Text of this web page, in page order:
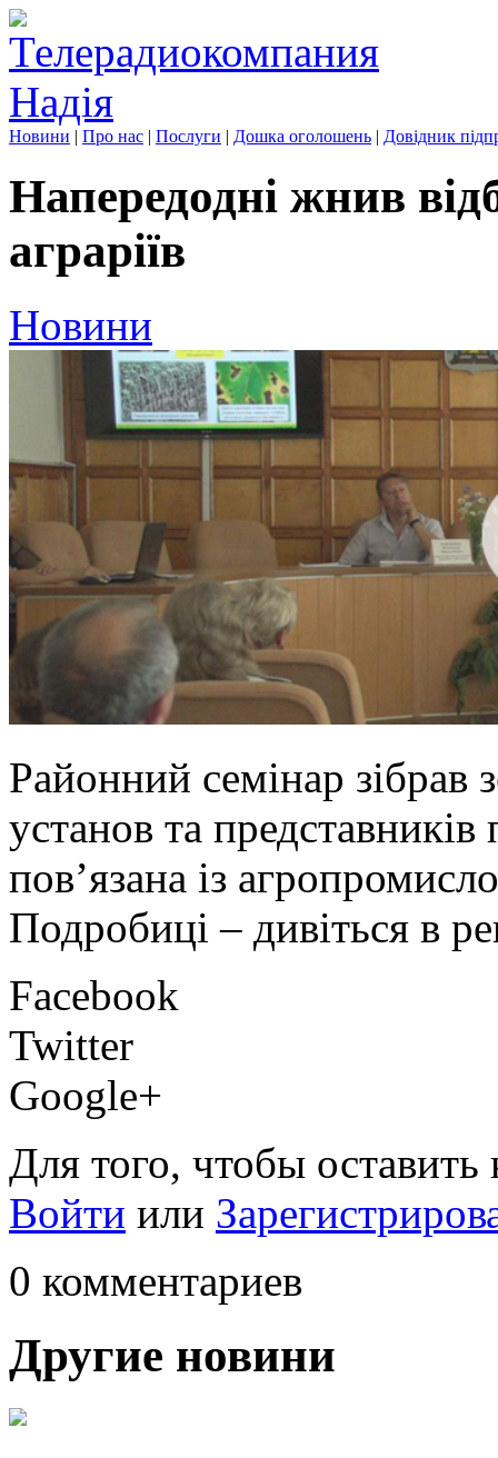
Новини | Про нас | Послуги | Дошка оголошень | Довідник
Напередодні жнив
аграріїв
Новини
Районний семінар зібрав
установ та представників
пов’язана із
Подробиці – дивіться в
Facebook
Twitter
Google+
Для того, чтобы
Войти или
0 комментариев
Другие новини